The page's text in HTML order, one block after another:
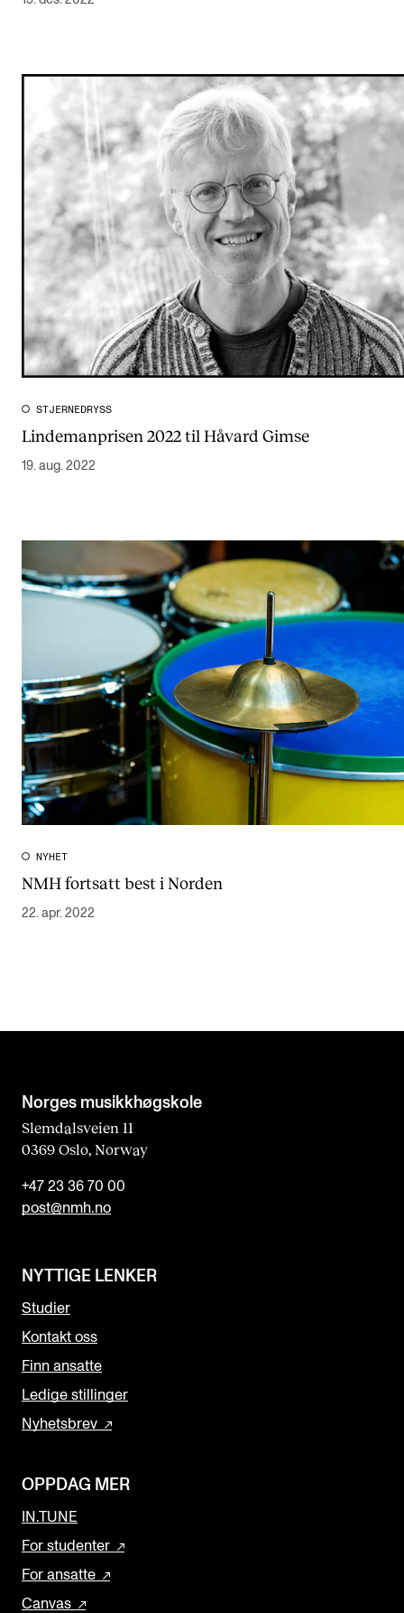
STJERNEDRYSS
Lindemanprisen 2022 til Håvard Gimse
19. aug. 2022
NYHET
NMH fortsatt best i Norden
22. apr. 2022
Norges musikk­høgskole
Slemdalsveien 11
0369 Oslo, Norway
+47 23 36 70 00
post@nmh.no
NYTTIGE LENKER
Studier
Kontakt oss
Finn ansatte
Ledige stillinger
Nyhetsbrev
OPPDAG MER
IN.TUNE
For studenter
For ansatte
Canvas